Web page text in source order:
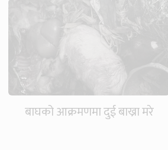
बाघको आक्रमणमा दुई बाख्रा मरे